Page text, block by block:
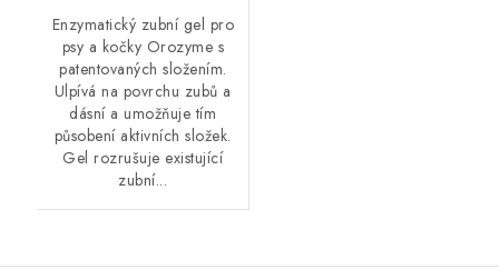
Enzymatický zubní gel pro
psy a kočky Orozyme s
patentovaných složením.
Ulpívá na povrchu zubů a
dásní a umožňuje tím
působení aktivních složek.
Gel rozrušuje existující
zubní...